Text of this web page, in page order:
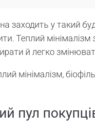
заходить у такий
Теплий мінімалізм
й легко
мінімалізм,
пул